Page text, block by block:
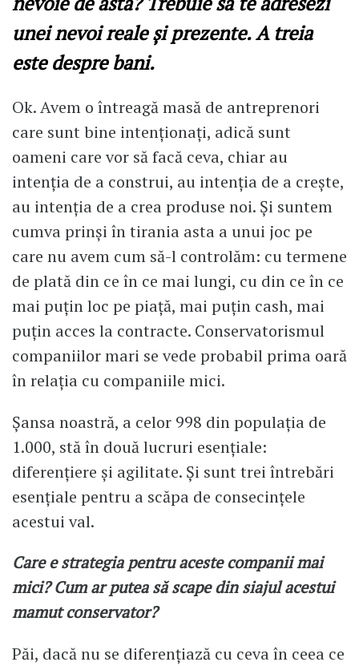
unei nevoi reale și prezente. A treia
este despre bani.
Ok. Avem o întreagă masă de antreprenori
care sunt bine intenționați, adică sunt
oameni care vor să facă ceva, chiar au
intenția de a construi, au intenția de a crește,
au intenția de a crea produse noi. Și suntem
cumva prinși în tirania asta a unui joc pe
care nu avem cum să-l controlăm: cu termene
de plată din ce în ce mai lungi, cu din ce în ce
mai puțin loc pe piață, mai puțin cash, mai
puțin acces la contracte. Conservatorismul
companiilor mari se vede probabil prima oară
în relația cu companiile mici.
Șansa noastră, a celor 998 din populația de
1.000, stă în două lucruri esențiale:
diferențiere și agilitate. Și sunt trei întrebări
esențiale pentru a scăpa de consecințele
acestui val.
Care e strategia pentru aceste companii mai
mici? Cum ar putea să scape din siajul acestui
mamut conservator?
Păi, dacă nu se diferențiază cu ceva în ceea ce